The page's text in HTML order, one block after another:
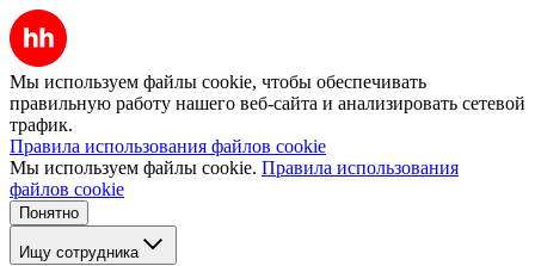
Мы используем файлы cookie, чтобы обеспечивать
правильную работу нашего веб-сайта и анализировать сетевой
трафик.
Правила использования файлов cookie
Мы используем файлы cookie. Правила использования
файлов cookie
Понятно
Ищу сотрудника